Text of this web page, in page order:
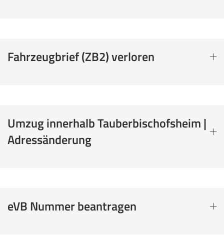
Fahrzeugbrief (ZB2) verloren
Umzug innerhalb Tauberbischofsheim |
Adressänderung
eVB Nummer beantragen